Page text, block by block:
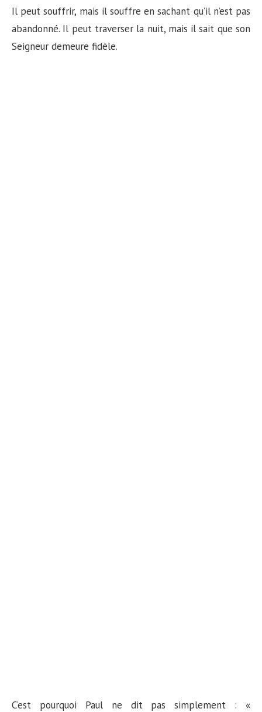
Il peut souffrir, mais il souffre en sachant qu’il n’est pas
abandonné. Il peut traverser la nuit, mais il sait que son
Seigneur demeure fidèle.
C’est pourquoi Paul ne dit pas simplement : «